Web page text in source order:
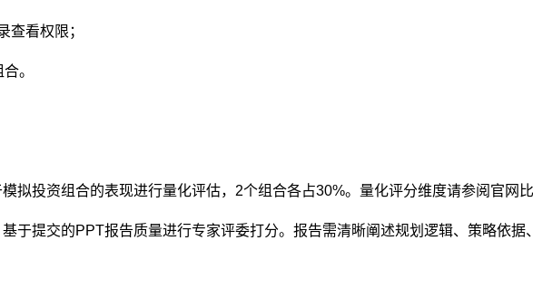
查看权限；
。
拟投资组合的表现进行量化评估，2个组合各占30%。量化评分维度请参阅官网比
于提交的PPT报告质量进行专家评委打分。报告需清晰阐述规划逻辑、策略依据